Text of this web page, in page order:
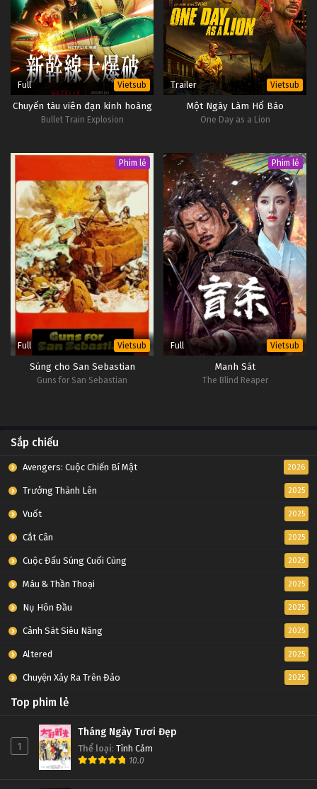
Full Vietsub
Chuyến tàu viên đạn kinh hoàng
Bullet Train Explosion
Trailer Vietsub
Một Ngày Làm Hổ Báo
One Day as a Lion
Phim lẻ
Full Vietsub
Súng cho San Sebastian
Guns for San Sebastian
Phim lẻ
Full Vietsub
Manh Sát
The Blind Reaper
Sắp chiếu
Avengers: Cuộc Chiến Bí Mật 2026
Trưởng Thành Lên 2025
Vuốt 2025
Cắt Cân 2025
Cuộc Đấu Súng Cuối Cùng 2025
Máu & Thần Thoại 2025
Nụ Hôn Đầu 2025
Cảnh Sát Siêu Năng 2025
Altered 2025
Chuyện Xảy Ra Trên Đảo 2025
Top phim lẻ
1
Tháng Ngày Tươi Đẹp
Thể loại: Tình Cảm
10.0